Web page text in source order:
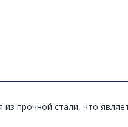
прочной стали, что